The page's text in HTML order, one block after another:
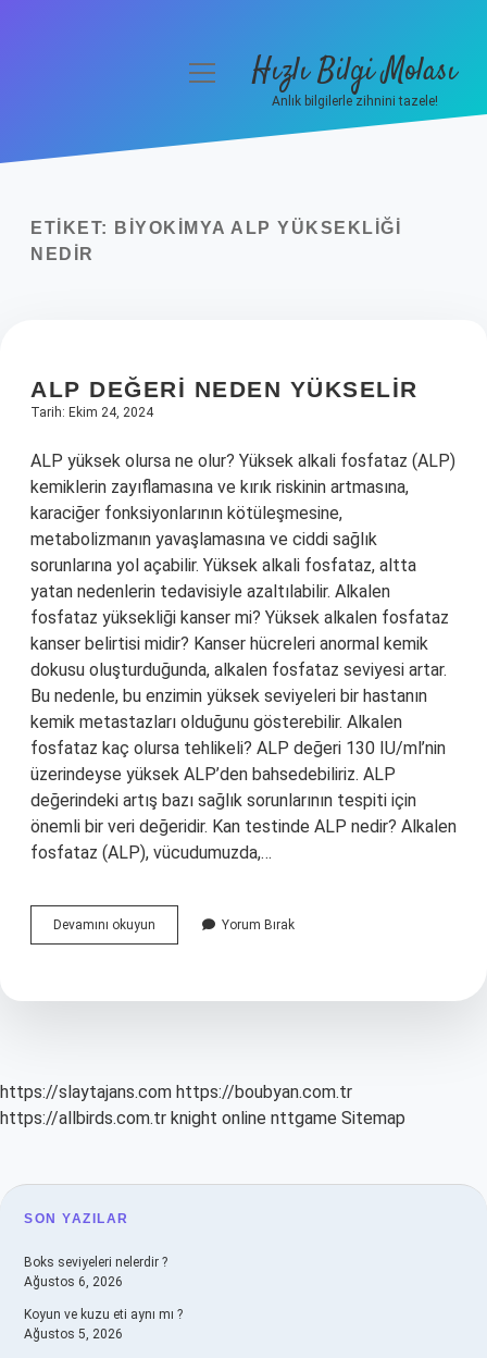
Yasal Uyarı
menüyüHızlı Bilgi Molası
Anlık bilgilerle zihnini tazele!
ETIKET:
BIYOKIMYA ALP YÜKSEKLIĞI
NEDIR
ALP DEĞERI NEDEN YÜKSELIR
Tarih: Ekim 24, 2024
ALP yüksek olursa ne olur? Yüksek alkali fosfataz (ALP)
kemiklerin zayıflamasına ve kırık riskinin artmasına,
karaciğer fonksiyonlarının kötüleşmesine,
metabolizmanın yavaşlamasına ve ciddi sağlık
sorunlarına yol açabilir. Yüksek alkali fosfataz, altta
yatan nedenlerin tedavisiyle azaltılabilir. Alkalen
fosfataz yüksekliği kanser mi? Yüksek alkalen fosfataz
kanser belirtisi midir? Kanser hücreleri anormal kemik
dokusu oluşturduğunda, alkalen fosfataz seviyesi artar.
Bu nedenle, bu enzimin yüksek seviyeleri bir hastanın
kemik metastazları olduğunu gösterebilir. Alkalen
fosfataz kaç olursa tehlikeli? ALP değeri 130 IU/ml’nin
üzerindeyse yüksek ALP’den bahsedebiliriz. ALP
değerindeki artış bazı sağlık sorunlarının tespiti için
önemli bir veri değeridir. Kan testinde ALP nedir? Alkalen
fosfataz (ALP), vücudumuzda,…
Devamını okuyun
Değeri
Yorum Bırak
https://slaytajans.com https://boubyan.com.tr
https://allbirds.com.tr knight online nttgame Sitemap
SIDEBAR
SON YAZILAR
Boks seviyeleri nelerdir ?
Ağustos 6, 2026
Koyun ve kuzu eti aynı mı ?
Ağustos 5, 2026